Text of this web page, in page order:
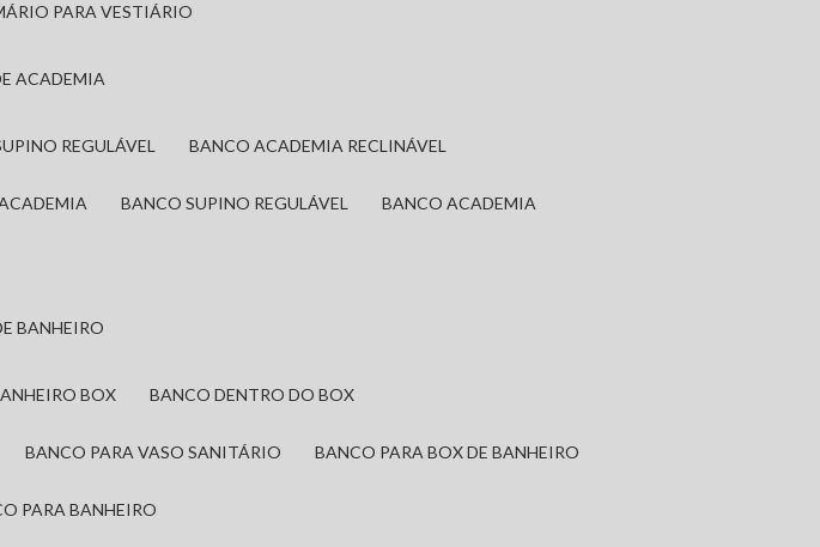
PARA VESTIÁRIO
ACADEMIA
REGULÁVEL BANCO ACADEMIA RECLINÁVEL
BANCO SUPINO REGULÁVEL BANCO ACADEMIA
BANHEIRO
BOX BANCO DENTRO DO BOX
BANCO PARA VASO SANITÁRIO BANCO PARA BOX DE BANHEIRO
PARA BANHEIRO